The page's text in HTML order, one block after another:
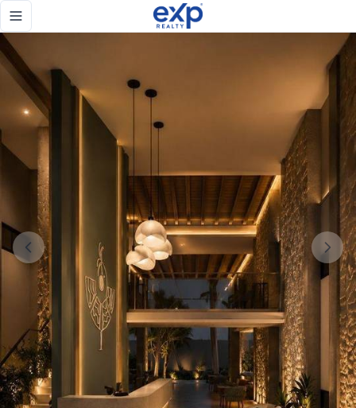
Toggle navigation menu
Luxury Beach Residences & Sky Townhouses | Confotur